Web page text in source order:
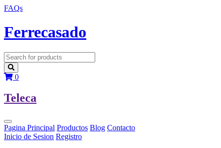
FAQs
Ferrecasado
0
Teleca
Pagina Principal Productos Blog Contacto
Inicio de Sesion Registro